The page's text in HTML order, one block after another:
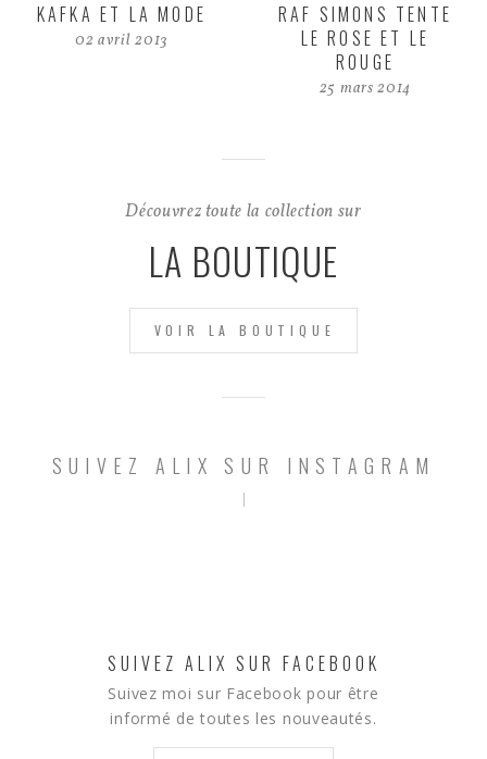
KAFKA ET LA MODE
02 avril 2013
RAF SIMONS TENTE
LE ROSE ET LE
ROUGE
25 mars 2014
Découvrez toute la collection sur
LA BOUTIQUE
VOIR LA BOUTIQUE
SUIVEZ ALIX SUR INSTAGRAM
SUIVEZ ALIX SUR FACEBOOK
Suivez moi sur Facebook pour être
informé de toutes les nouveautés.